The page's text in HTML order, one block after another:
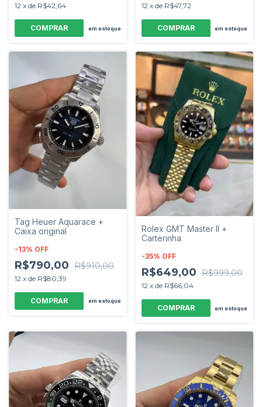
12 x de R$42,64
em estoque
12 x de R$47,72
em estoque
Tag Heuer Aquarace +
Caixa original
-13% OFF
R$790,00 R$910,00
12 x de R$80,39
em estoque
Rolex GMT Master II +
Carterinha
-35% OFF
R$649,00 R$999,00
12 x de R$66,04
em estoque